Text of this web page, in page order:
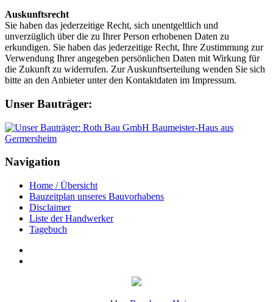
Auskunftsrecht
Sie haben das jederzeitige Recht, sich unentgeltlich und
unverzüglich über die zu Ihrer Person erhobenen Daten zu
erkundigen. Sie haben das jederzeitige Recht, Ihre Zustimmung zur
Verwendung Ihrer angegeben persönlichen Daten mit Wirkung für
die Zukunft zu widerrufen. Zur Auskunftserteilung wenden Sie sich
bitte an den Anbieter unter den Kontaktdaten im Impressum.
Unser Bauträger:
Navigation
Home / Übersicht
Bauzeitplan unseres Bauvorhabens
Disclaimer
Liste der Handwerker
Tagebuch